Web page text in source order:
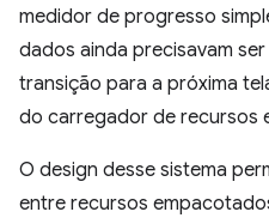
medidor de progresso
dados ainda precisavam
transição para a próxima
do carregador de recursos
O design desse sistema
entre recursos